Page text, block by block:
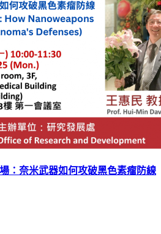
：奈米武器如何攻破黑色素瘤防線